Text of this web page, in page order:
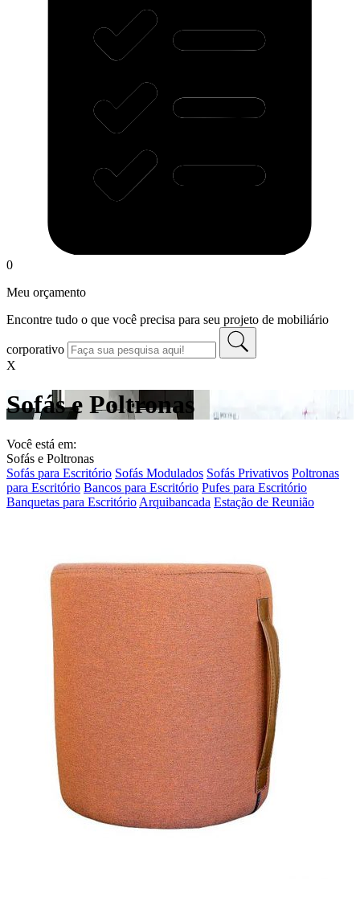
0
Meu orçamento
Encontre tudo o que você precisa para seu projeto de mobiliário
corporativo
X
Sofás e Poltronas
Você está em:
Sofás e Poltronas
Sofás para Escritório Sofás Modulados Sofás Privativos Poltronas
para Escritório Bancos para Escritório Pufes para Escritório
Banquetas para Escritório Arquibancada Estação de Reunião